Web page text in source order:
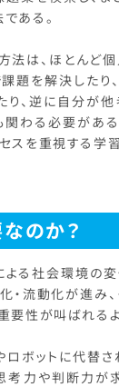
ある。
法は、ほとんど
題を解決したり
り、逆に自分が
わる必要がある
スを重視する学
のか？
る社会環境の変
・流動化が進み
要性が叫ばれるよ
ボットに代替さ
力や判断力が